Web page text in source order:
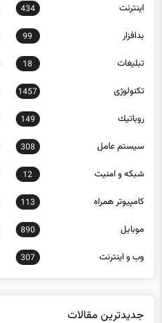
اينترنت 434
بدافزار 99
تبلیغات 18
تکنولوژی 1457
روباتيك 149
سيستم عامل 308
شبكه و امنيت 12
كامپيوتر همراه 113
موبايل 890
وب و اينترنت 307
جدیدترین مقالات